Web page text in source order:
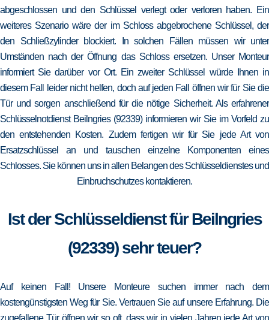
abgeschlossen und den Schlüssel verlegt oder verloren haben. Ein
weiteres Szenario wäre der im Schloss abgebrochene Schlüssel, der
den Schließzylinder blockiert. In solchen Fällen müssen wir unter
Umständen nach der Öffnung das Schloss ersetzen. Unser Monteur
informiert Sie darüber vor Ort. Ein zweiter Schlüssel würde Ihnen in
diesem Fall leider nicht helfen, doch auf jeden Fall öffnen wir für Sie die
Tür und sorgen anschließend für die nötige Sicherheit. Als erfahrener
Schlüsselnotdienst Beilngries (92339) informieren wir Sie im Vorfeld zu
den entstehenden Kosten. Zudem fertigen wir für Sie jede Art von
Ersatzschlüssel an und tauschen einzelne Komponenten eines
Schlosses. Sie können uns in allen Belangen des Schlüsseldienstes und
Einbruchschutzes kontaktieren.
Ist der Schlüsseldienst für Beilngries
(92339) sehr teuer?
Auf keinen Fall! Unsere Monteure suchen immer nach dem
kostengünstigsten Weg für Sie. Vertrauen Sie auf unsere Erfahrung. Die
zugefallene Tür öffnen wir so oft, dass wir in vielen Jahren jede Art von